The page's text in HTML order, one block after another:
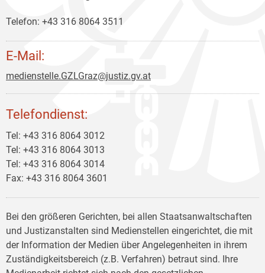
Telefon: +43 316 8064 3511
E-Mail:
medienstelle.GZLGraz@justiz.gv.at
Telefondienst:
Tel: +43 316 8064 3012
Tel: +43 316 8064 3013
Tel: +43 316 8064 3014
Fax: +43 316 8064 3601
Bei den größeren Gerichten, bei allen Staatsanwaltschaften
und Justizanstalten sind Medienstellen eingerichtet, die mit
der Information der Medien über Angelegenheiten in ihrem
Zuständigkeitsbereich (z.B. Verfahren) betraut sind. Ihre